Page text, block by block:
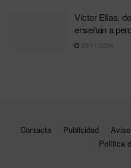
Víctor Elías,
enseñan a
26/11/2024
Contacta Publicidad
Política